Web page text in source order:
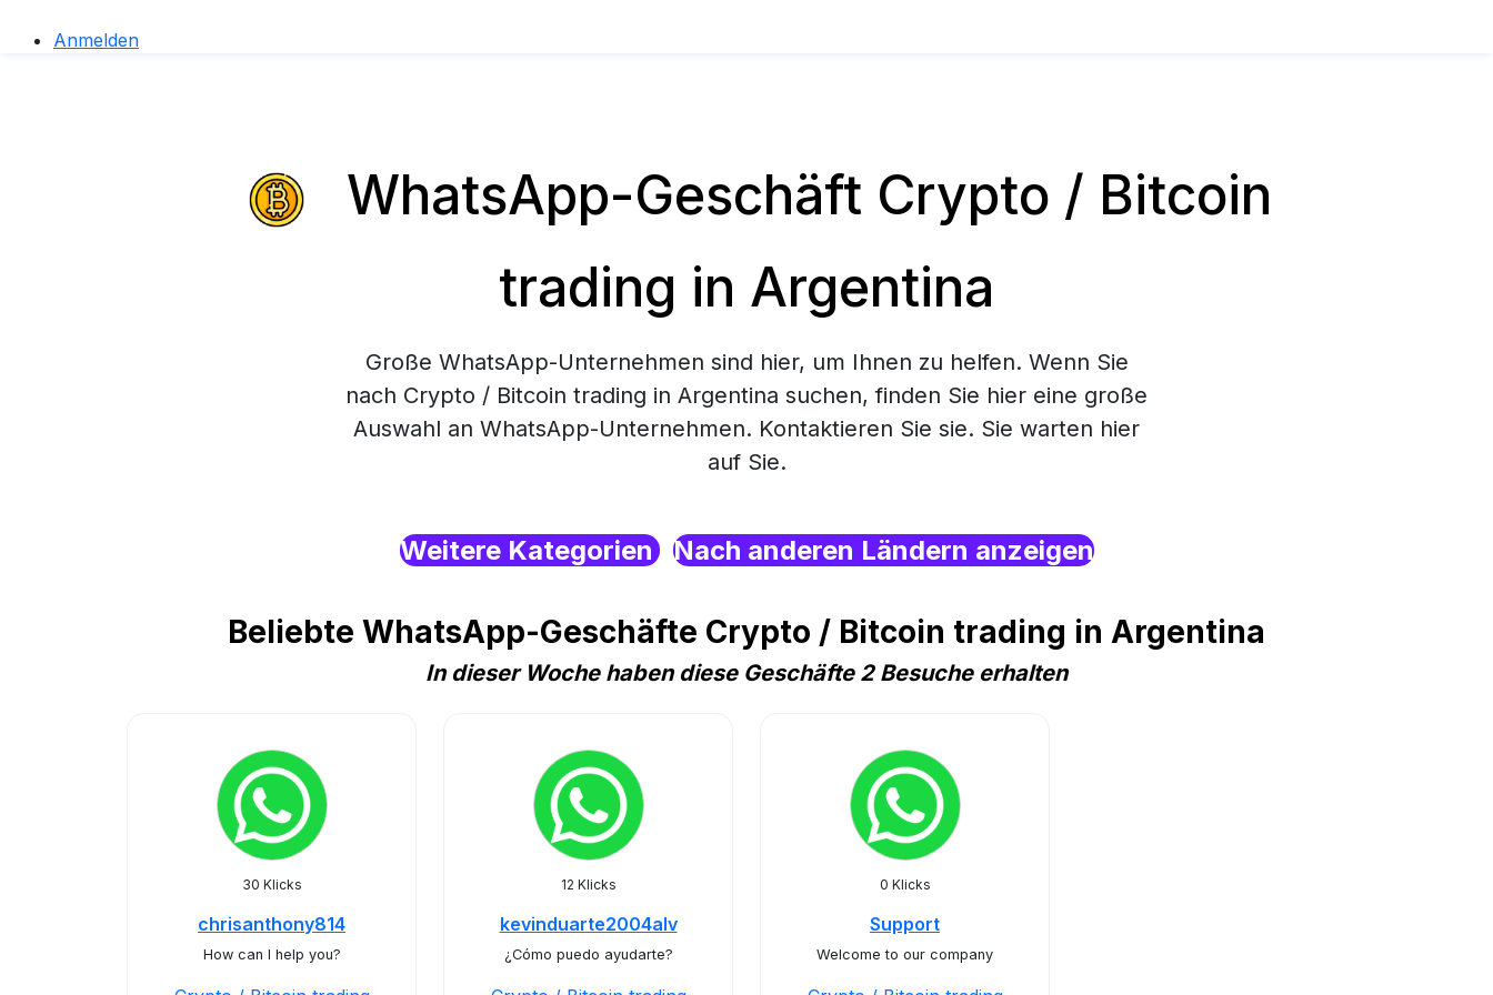
Anmelden
WhatsApp-Geschäft Crypto / Bitcoin
trading in Argentina
Große WhatsApp-Unternehmen sind hier, um Ihnen zu helfen. Wenn Sie
nach Crypto / Bitcoin trading in Argentina suchen, finden Sie hier eine große
Auswahl an WhatsApp-Unternehmen. Kontaktieren Sie sie. Sie warten hier
auf Sie.
Weitere Kategorien Nach anderen Ländern anzeigen
Beliebte WhatsApp-Geschäfte Crypto / Bitcoin trading in Argentina
In dieser Woche haben diese Geschäfte 2 Besuche erhalten
30 Klicks
chrisanthony814
How can I help you?
12 Klicks
kevinduarte2004alv
¿Cómo puedo ayudarte?
0 Klicks
Support
Welcome to our company